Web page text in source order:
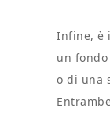
Infine, è
un
o di una